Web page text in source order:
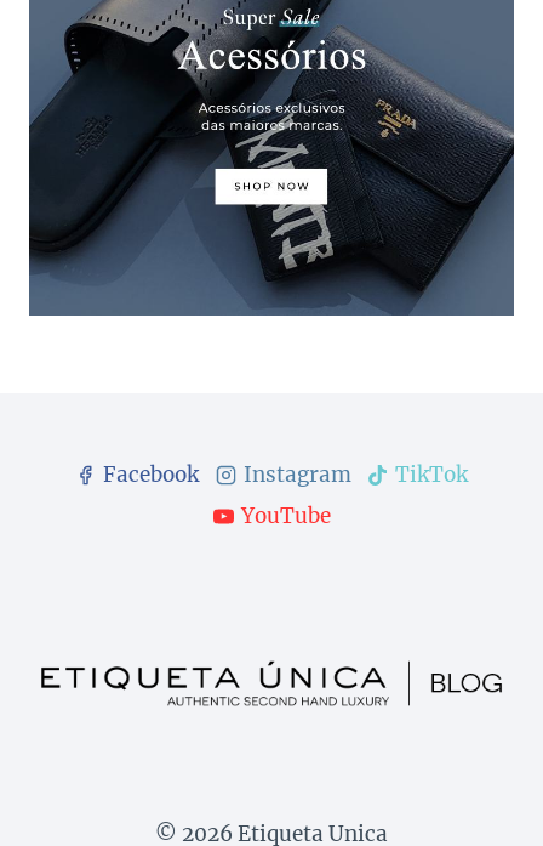
Facebook Instagram
TikTok
YouTube
© 2026 Etiqueta Unica